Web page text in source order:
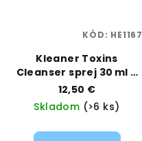
Kleaner Toxins
Cleanser sprej 30 ml –
ústna hygiena &
pokožka | Kleaner |
Vaporama
12,50 €
Skladom (>6 ks)
KÓD: HE1167